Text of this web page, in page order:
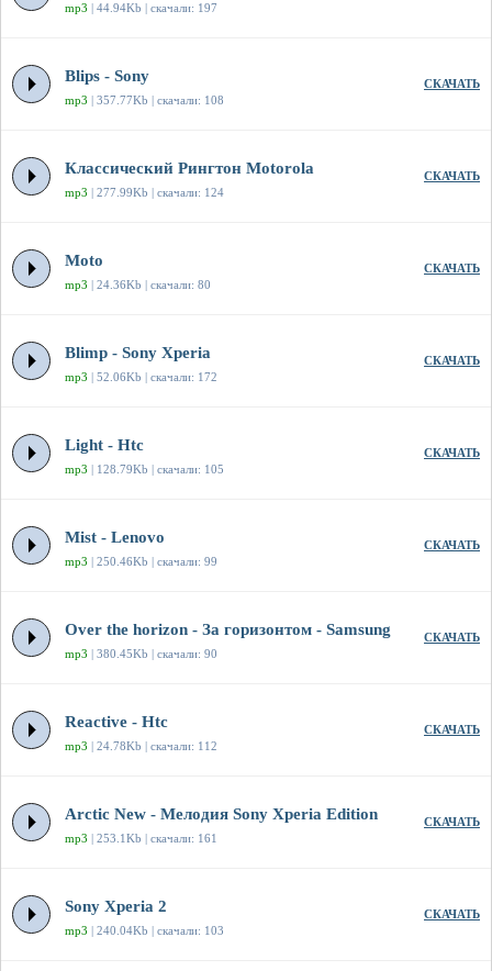
mp3 | 44.94Kb | скачали: 197
Blips - Sony
mp3 | 357.77Kb | скачали: 108
СКАЧАТЬ
Классический Рингтон Motorola
mp3 | 277.99Kb | скачали: 124
СКАЧАТЬ
Moto
mp3 | 24.36Kb | скачали: 80
СКАЧАТЬ
Blimp - Sony Xperia
mp3 | 52.06Kb | скачали: 172
СКАЧАТЬ
Light - Htc
mp3 | 128.79Kb | скачали: 105
СКАЧАТЬ
Mist - Lenovo
mp3 | 250.46Kb | скачали: 99
СКАЧАТЬ
Over the horizon - За горизонтом - Samsung
mp3 | 380.45Kb | скачали: 90
СКАЧАТЬ
Reactive - Htc
mp3 | 24.78Kb | скачали: 112
СКАЧАТЬ
Arctic New - Мелодия Sony Xperia Edition
mp3 | 253.1Kb | скачали: 161
СКАЧАТЬ
Sony Xperia 2
mp3 | 240.04Kb | скачали: 103
СКАЧАТЬ